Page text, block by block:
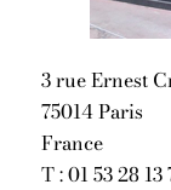
3 rue Ernest
75014 Paris
France
T :01 53 28 13